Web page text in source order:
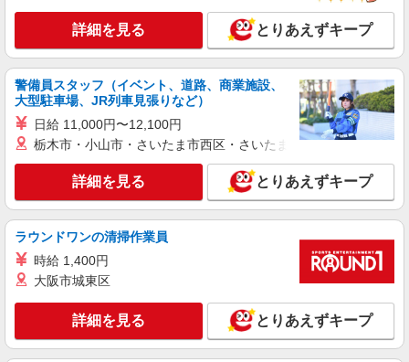
キープ 詳細を見る
派遣社員
株式会社kotrio /●TC-H-1992840
花小金井駅｜シニア向けマンションで夜勤専従
＊暮らしのお手伝い
時給1600円〜2250円 ＜日払い有/週払い有/交
通費全支給(ガソリン代含む)＞
小平市 最寄り駅：花小金井
詳細を見る
派遣社員
新小平駅◆サ高住スタッフ◆穏やかな職場×週
3〜×残業なし
詳細を見る とりあえずキープ
警備員スタッフ（イベント、道路、商業施設、
大型駐車場、JR列車見張りなど）
日給 11,000円〜12,100円
栃木市・小山市・さいたま市西区・さいたま市岩槻区・久喜市・
詳細を見る とりあえずキープ
ラウンドワンの清掃作業員
時給 1,400円
大阪市城東区
詳細を見る とりあえずキープ